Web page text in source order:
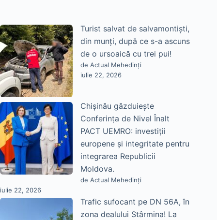
Turist salvat de salvamontiști,
din munți, după ce s-a ascuns
de o ursoaică cu trei pui!
de Actual Mehedinți
iulie 22, 2026
Chișinău găzduiește
Conferința de Nivel Înalt
PACT UEMRO: investiții
europene și integritate pentru
integrarea Republicii
Moldova.
de Actual Mehedinți
iulie 22, 2026
Trafic sufocant pe DN 56A, în
zona dealului Stârmina! La